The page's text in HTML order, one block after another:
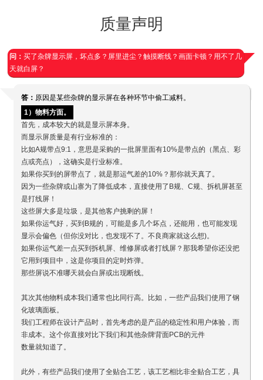
质量声明
问： 买了杂牌显示屏，坏点多？屏里进尘？触摸断线？画面卡顿？用不了几
天就白屏？
答： 原因是某些杂牌的显示屏在各种环节中偷工减料。
1）物料方面。
首先，成本较大的就是显示屏本身。
而显示屏质量是有行业标准的：
比如A规带点9:1，意思是采购的一批屏里面有10%是带点的（黑点、彩
点或亮点），这确实是行业标准。
如果你买到的屏带点了，就是那运气差的10%？那你就天真了。
因为一些杂牌或山寨为了降低成本，直接使用了B规、C规、拆机屏甚至
是打线屏！
这些屏大多是垃圾，是其他客户挑剩的屏！
如果你运气好，买到B规的，可能是多几个坏点，还能用，也可能发现
显示会偏色（但你没对比，也发现不了。不良商家就这么想)。
如果你运气差一点买到拆机屏、维修屏或者打线屏？那我希望你还没把
它用到项目中，这是你项目的定时炸弹。
那些屏说不准哪天就会白屏或出现断线。
其次其他物料成本我们通常也比同行高。比如，一些产品我们使用了钢
化玻璃面板。
我们工程师在设计产品时，首先考虑的是产品的稳定性和用户体验，而
非成本。这个你直接对比下我们和其他杂牌背面PCB的元件
数量就知道了。
此外，有些产品我们使用了全贴合工艺，该工艺相比非全贴合工艺，具